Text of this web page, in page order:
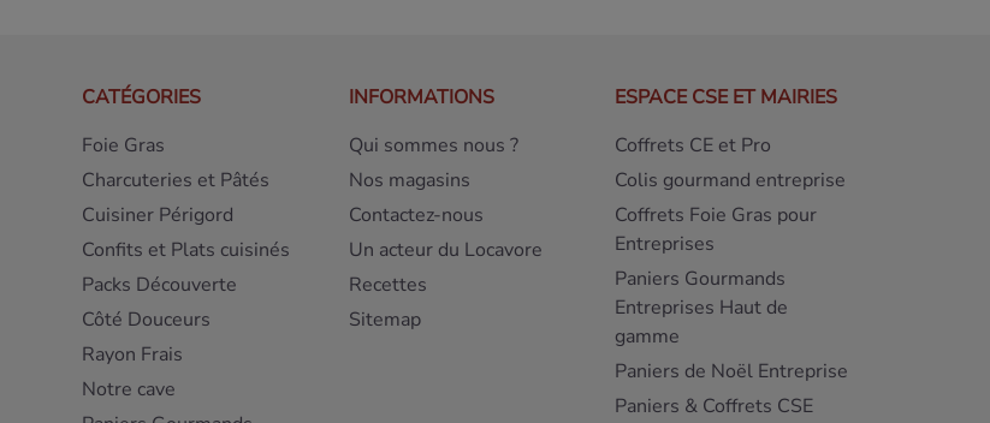
CATÉGORIES
Foie Gras
Charcuteries et Pâtés
Cuisiner Périgord
Confits et Plats cuisinés
Packs Découverte
Côté Douceurs
Rayon Frais
Notre cave
INFORMATIONS
Qui sommes nous ?
Nos magasins
Contactez-nous
Un acteur du Locavore
Recettes
Sitemap
ESPACE CSE ET MAIRIES
Coffrets CE et Pro
Colis gourmand entreprise
Coffrets Foie Gras pour
Entreprises
Paniers Gourmands
Entreprises Haut de
gamme
Paniers de Noël Entreprise
Paniers & Coffrets CSE